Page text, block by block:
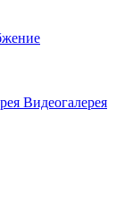
Видеогалерея